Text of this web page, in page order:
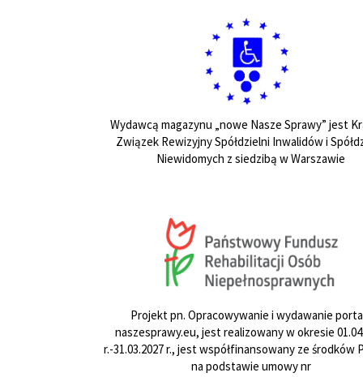
Wydawcą magazynu „nowe Nasze Sprawy” jest
Związek Rewizyjny Spółdzielni Inwalidów i
Niewidomych z siedzibą w Warszawie
Projekt pn. Opracowywanie i wydawanie
naszesprawy.eu, jest realizowany w okresie
r.-31.03.2027 r., jest współfinansowany ze środków
na podstawie umowy nr